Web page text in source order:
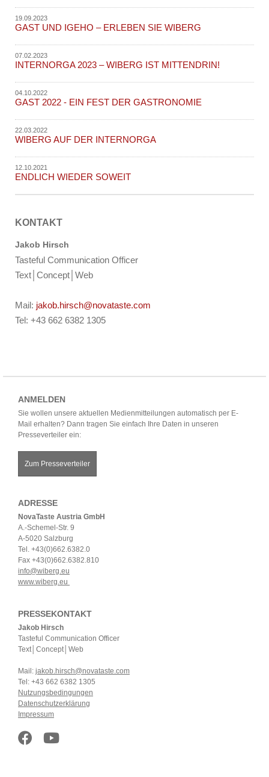
19.09.2023
GAST UND IGEHO – ERLEBEN SIE WIBERG
07.02.2023
INTERNORGA 2023 – WIBERG IST MITTENDRIN!
04.10.2022
GAST 2022 - EIN FEST DER GASTRONOMIE
22.03.2022
WIBERG AUF DER INTERNORGA
12.10.2021
ENDLICH WIEDER SOWEIT
KONTAKT
Jakob Hirsch
Tasteful Communication Officer
Text│Concept│Web
Mail: jakob.hirsch@novataste.com
Tel: +43 662 6382 1305
ANMELDEN
Sie wollen unsere aktuellen Medienmitteilungen automatisch per E-
Mail erhalten? Dann tragen Sie einfach Ihre Daten in unseren
Presseverteiler ein:
Zum Presseverteiler
ADRESSE
NovaTaste Austria GmbH
A.-Schemel-Str. 9
A-5020 Salzburg
Tel. +43(0)662.6382.0
Fax +43(0)662.6382.810
info@wiberg.eu
www.wiberg.eu
PRESSEKONTAKT
Jakob Hirsch
Tasteful Communication Officer
Text│Concept│Web
Mail: jakob.hirsch@novataste.com
Tel: +43 662 6382 1305
Nutzungsbedingungen
Datenschutzerklärung
Impressum